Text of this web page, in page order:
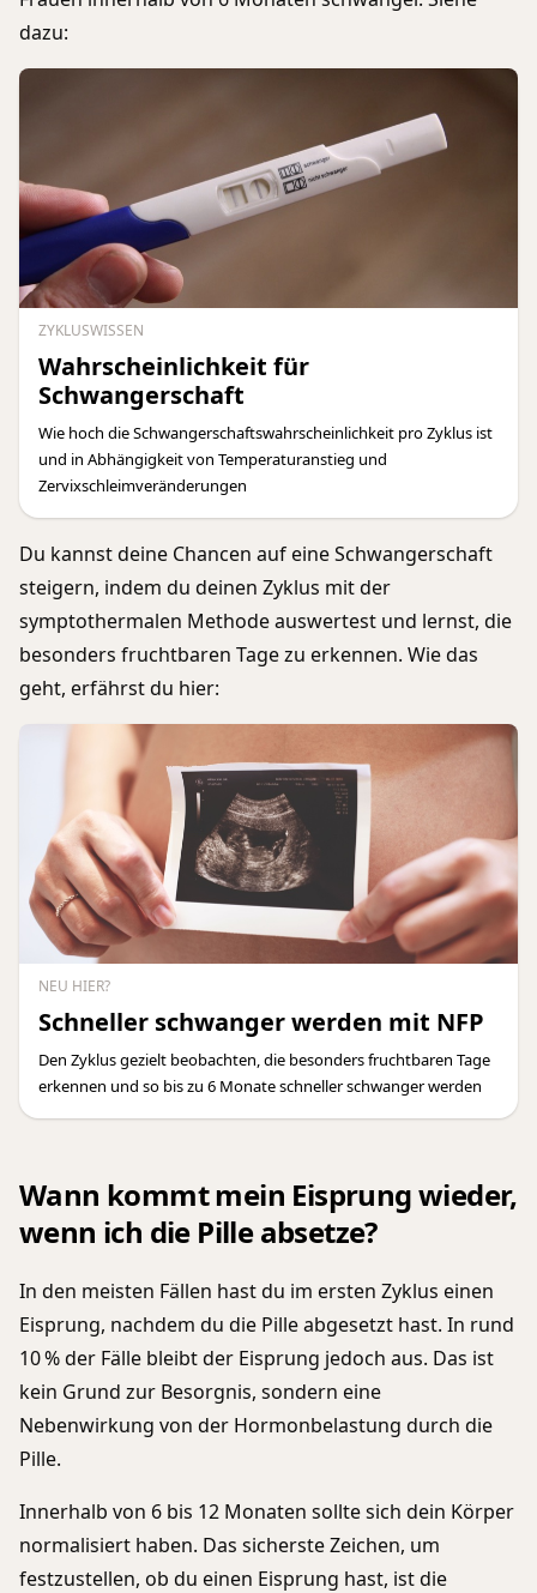
dazu:
ZYKLUSWISSEN
Wahrscheinlichkeit für
Schwangerschaft
Wie hoch die Schwangerschaftswahrscheinlichkeit pro Zyklus ist
und in Abhängigkeit von Temperaturanstieg und
Zervixschleimveränderungen
Du kannst deine Chancen auf eine Schwangerschaft
steigern, indem du deinen Zyklus mit der
symptothermalen Methode auswertest und lernst, die
besonders fruchtbaren Tage zu erkennen. Wie das
geht, erfährst du hier:
NEU HIER?
Schneller schwanger werden mit NFP
Den Zyklus gezielt beobachten, die besonders fruchtbaren Tage
erkennen und so bis zu 6 Monate schneller schwanger werden
Wann kommt mein Eisprung wieder,
wenn ich die Pille absetze?
In den meisten Fällen hast du im ersten Zyklus einen
Eisprung, nachdem du die Pille abgesetzt hast. In rund
10 % der Fälle bleibt der Eisprung jedoch aus. Das ist
kein Grund zur Besorgnis, sondern eine
Nebenwirkung von der Hormonbelastung durch die
Pille.
Innerhalb von 6 bis 12 Monaten sollte sich dein Körper
normalisiert haben. Das sicherste Zeichen, um
festzustellen, ob du einen Eisprung hast, ist die